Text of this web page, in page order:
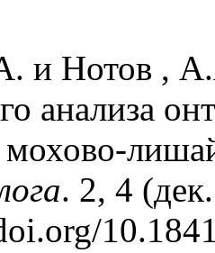
и Нотов ,
анализа
. 2, 4